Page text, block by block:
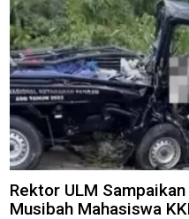
Rektor ULM
Musibah Mahasiswa